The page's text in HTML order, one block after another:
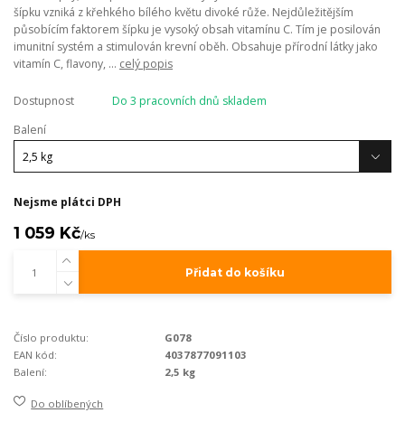
šípku vzniká z křehkého bílého květu divoké růže. Nejdůležitějším
působícím faktorem šípku je vysoký obsah vitamínu C. Tím je posilován
imunitní systém a stimulován krevní oběh. Obsahuje přírodní látky jako
vitamín C, flavony, ... celý popis
Dostupnost
Do 3 pracovních dnů skladem
Balení
Nejsme plátci DPH
1 059 Kč/ks
Přidat do košíku
Číslo produktu:
G078
EAN kód:
4037877091103
Balení:
2,5 kg
Do oblíbených